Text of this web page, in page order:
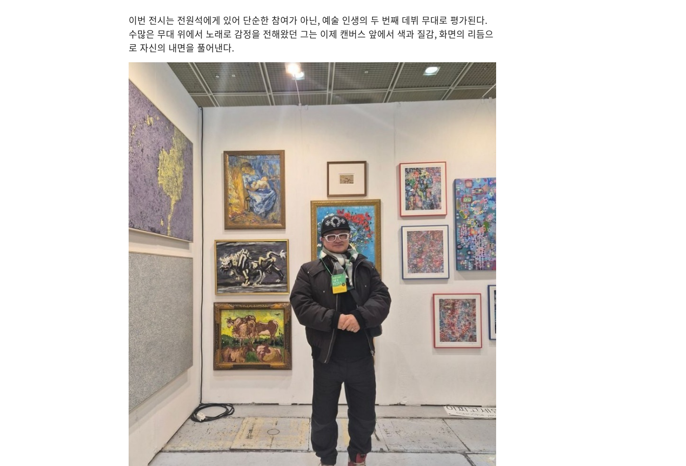
이번 전시는 전원석에게 있어 단순한 참여가 아닌, 예술 인생의 두 번째 데뷔 무대로 평가된다.
수많은 무대 위에서 노래로 감정을 전해왔던 그는 이제 캔버스 앞에서 색과 질감,화면의 리듬으
로 자신의 내면을 풀어낸다.